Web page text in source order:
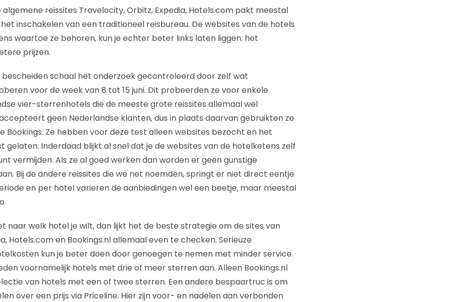
algemene reissites Travelocity, Orbitz, Expedia, Hotels.com pakt meestal
inschakelen van een traditioneel reisbureau. De websites van de hotels
waartoe ze behoren, kun je echter beter links laten liggen: het
prijzen.
schaal het onderzoek gecontroleerd door zelf wat
voor de week van 8 tot 15 juni. Dit probeerden ze voor enkele
vier-sterrenhotels die de meeste grote reissites allemaal wel
geen Nederlandse klanten, dus in plaats daarvan gebruikten ze
Bookings. Ze hebben voor deze test alleen websites bezocht en het
gelaten. Inderdaad blijkt al snel dat je de websites van de hotelketens zelf
vermijden. Als ze al goed werken dan worden er geen gunstige
Bij de andere reissites die we net noemden, springt er niet direct eentje
en per hotel varieren de aanbiedingen wel een beetje, maar meestal
naar welk hotel je wilt, dan lijkt het de beste strategie om de sites van
Hotels.com en Bookings.nl allemaal even te checken. Serieuze
kun je beter doen door genoegen te nemen met minder service.
voornamelijk hotels met drie of meer sterren aan. Alleen Bookings.nl
van hotels met een of twee sterren. Een andere bespaartruc is om
over een prijs via Priceline. Hier zijn voor- en nadelen aan verbonden